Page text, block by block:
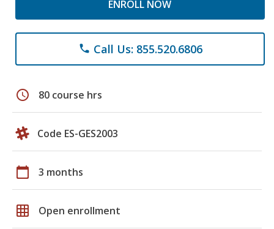
ENROLL NOW
phone Call Us: 855.520.6806
schedule 80 course hrs
Code ES-GES2003
calendar_today 3 months
grid_on Open enrollment